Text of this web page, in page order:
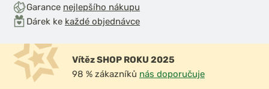
Garance nejlepšího nákupu
Dárek ke každé objednávce
Vítěz SHOP ROKU 2025
98 % zákazníků nás doporučuje